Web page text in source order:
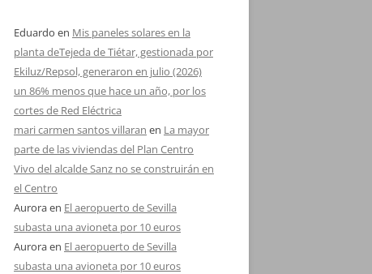
Eduardo en Mis paneles solares en la
planta deTejeda de Tiétar, gestionada por
Ekiluz/Repsol, generaron en julio (2026)
un 86% menos que hace un año, por los
cortes de Red Eléctrica
mari carmen santos villaran en La mayor
parte de las viviendas del Plan Centro
Vivo del alcalde Sanz no se construirán en
el Centro
Auroraen El aeropuerto de Sevilla
subasta una avioneta por 10 euros
Auroraen El aeropuerto de Sevilla
subasta una avioneta por 10 euros